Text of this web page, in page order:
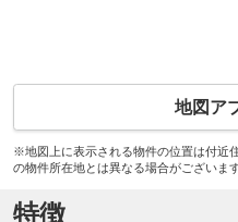
地図ア
※地図上に表示される物件の位置は付近
の物件所在地とは異なる場合がございます
特徴